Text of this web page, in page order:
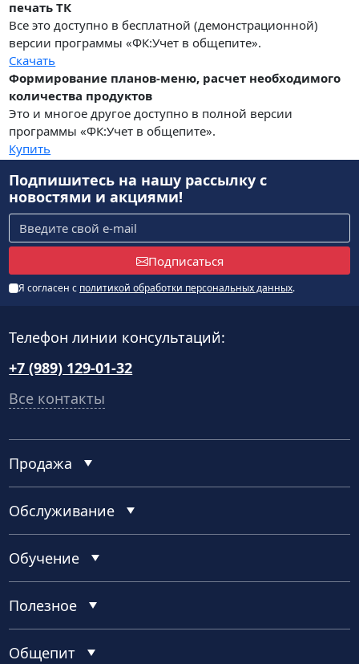
печать ТК
Все это доступно в бесплатной (демонстрационной)
версии программы «ФК:Учет в общепите».
Скачать
Формирование планов-меню, расчет необходимого
количества продуктов
Это и многое другое доступно в полной версии
программы «ФК:Учет в общепите».
Купить
Подпишитесь на нашу рассылкус
новостями и акциями!
Подписаться
Я согласен с политикой обработки персональных данных.
Телефон линии консультаций:
+7 (989) 129-01-32
Все контакты
Продажа
Обслуживание
Обучение
Полезное
Общепит